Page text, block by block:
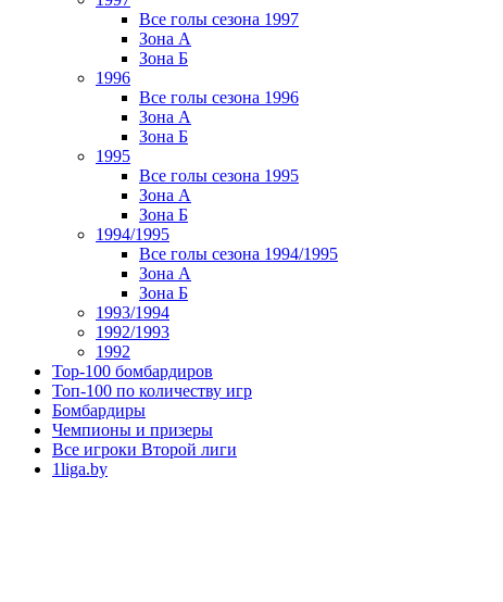
Все голы сезона 1997
Зона А
Зона Б
1996
Все голы сезона 1996
Зона А
Зона Б
1995
Все голы сезона 1995
Зона А
Зона Б
1994/1995
Все голы сезона 1994/1995
Зона А
Зона Б
1993/1994
1992/1993
1992
Top-100 бомбардиров
Топ-100 по количеству игр
Бомбардиры
Чемпионы и призеры
Все игроки Второй лиги
1liga.by